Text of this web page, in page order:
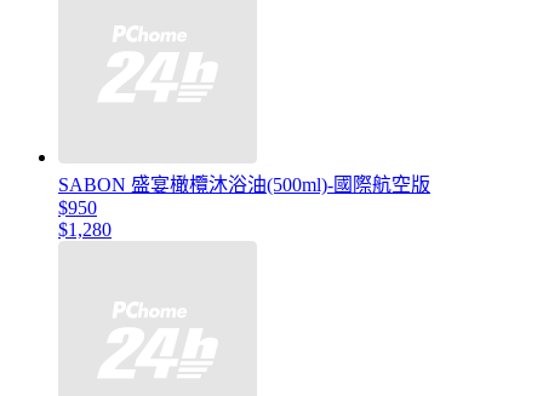
SABON 盛宴橄欖沐浴油(500ml)-國際航空版
$950
$1,280